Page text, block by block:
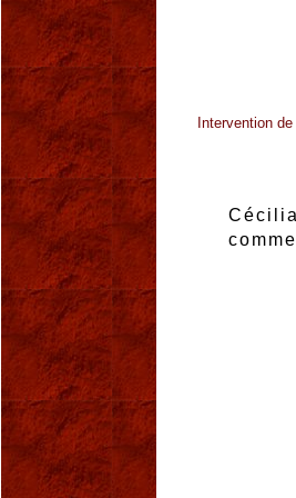
Intervention